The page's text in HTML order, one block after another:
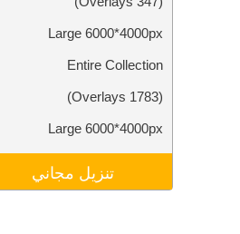
Large 6000*4000px
Entire Collection
(1783 Overlays)
Large 6000*4000px
تنزيل مجاني